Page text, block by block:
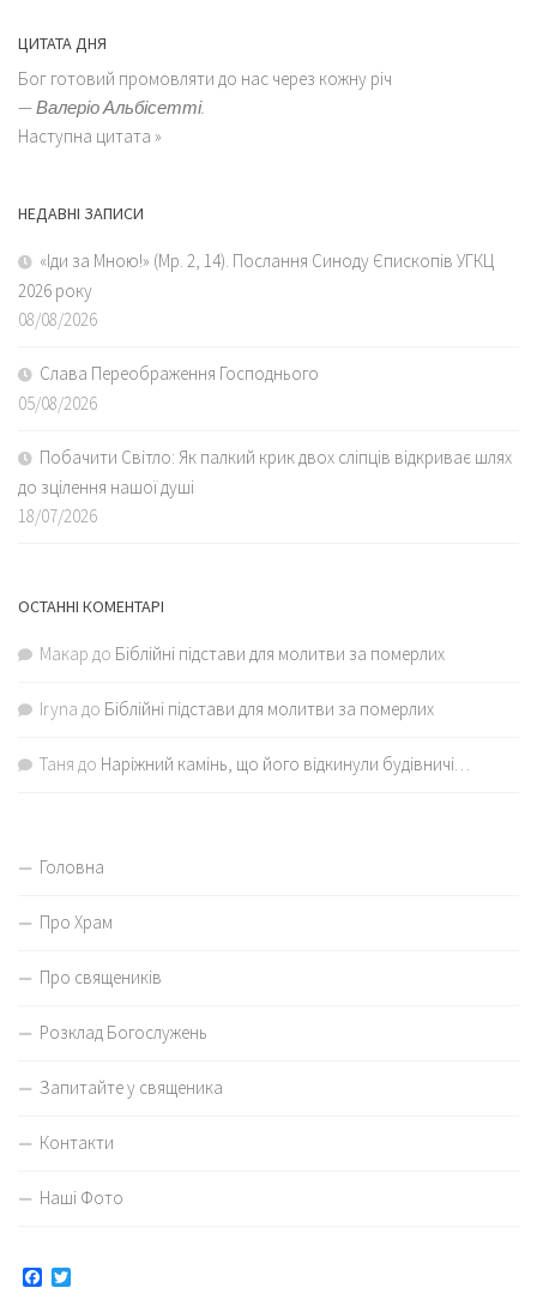
ЦИТАТА ДНЯ
Бог готовий промовляти до нас через кожну річ
—Валеріо Альбісетті.
Наступна цитата »
НЕДАВНІ ЗАПИСИ
«Іди за Мною!» (Мр. 2, 14). Послання Синоду Єпископів УГКЦ
2026 року
08/08/2026
Слава Переображення Господнього
05/08/2026
Побачити Світло: Як палкий крик двох сліпців відкриває шлях
до зцілення нашої душі
18/07/2026
ОСТАННІ КОМЕНТАРІ
Макар до Біблійні підстави для молитви за померлих
Iryna до Біблійні підстави для молитви за померлих
Таня до Наріжний камінь, що його відкинули будівничі…
Головна
Про Храм
Про священиків
Розклад Богослужень
Запитайте у священика
Контакти
Наші Фото
Facebook